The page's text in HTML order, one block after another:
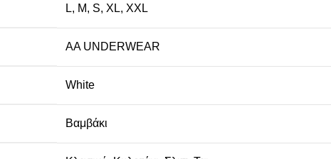
L, M, S, XL, XXL
AA UNDERWEAR
White
Βαμβάκι